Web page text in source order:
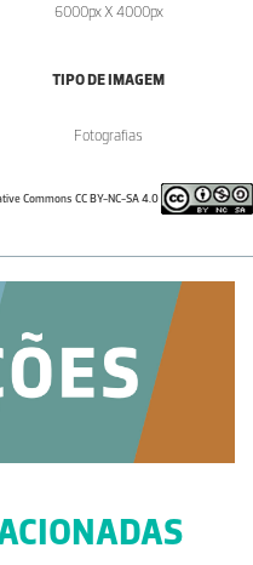
6000px X 4000px
TIPO DE IMAGEM
Fotografias
Commons CC BY-NC-SA 4.0